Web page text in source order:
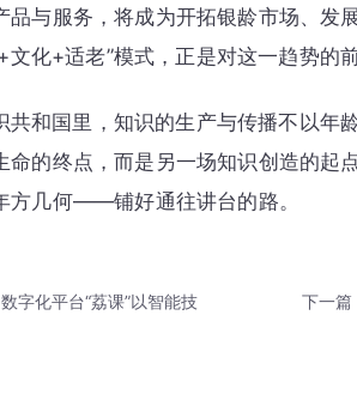
品与服务，将成为开拓银龄市场、发
化+适老”模式，正是对这一趋势的
共和国里，知识的生产与传播不以年
命的终点，而是另一场知识创造的起
几何——铺好通往讲台的路。
字化平台“荔课”以智能技
下一篇